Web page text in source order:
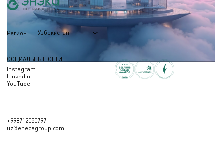
Регион Узбекистан
СОЦИАЛЬНЫЕ СЕТИ
Instagram
Linkedin
YouTube
+998712050797
uz@enecagroup.com